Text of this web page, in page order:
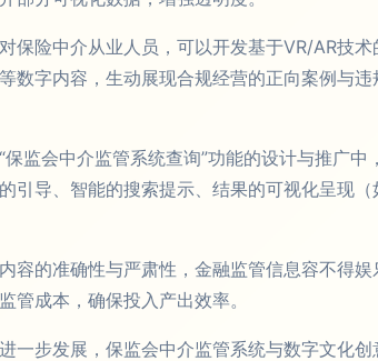
保险中介从业人员，可以开发基于VR/AR技
数字内容，生动展现合规经营的正向案例与
保监会中介监管系统查询”功能的设计与推广
引导、智能的搜索提示、结果的可视化呈现
容的准确性与严肃性，金融监管信息容不得
管成本，确保投入产出效率。
一步发展，保监会中介监管系统与数字文化